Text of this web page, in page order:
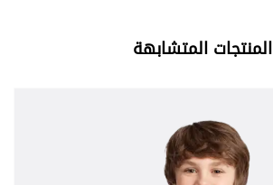
المنتجات المتشابهة